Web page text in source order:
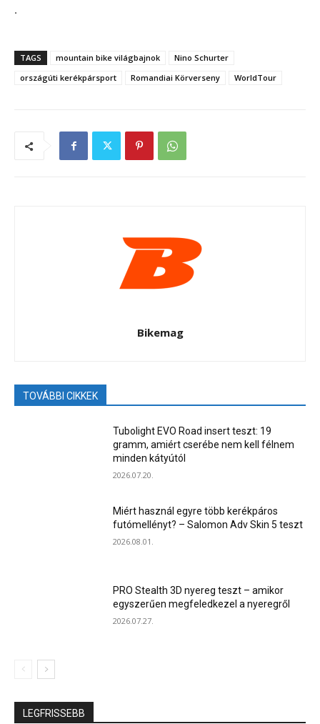
.
TAGS mountain bike világbajnok
Nino Schurter
országúti kerékpársport
Romandiai Körverseny WorldTour
Bikemag
TOVÁBBI CIKKEK
Tubolight EVO Road insert teszt: 19
gramm, amiért cserébe nem kell félnem
minden kátyútól
2026.07.20.
Miért használ egyre több kerékpáros
futómellényt? – Salomon Adv Skin 5 teszt
2026.08.01.
PRO Stealth 3D nyereg teszt – amikor
egyszerűen megfeledkezel a nyeregről
2026.07.27.
LEGFRISSEBB